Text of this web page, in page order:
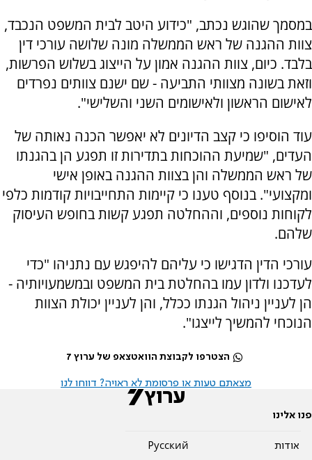
במסמך שהוגש נכתב, "כידוע היטב לבית המשפט הנכבד,
צוות ההגנה של ראש הממשלה מונה שלושה עורכי דין
בלבד. כיום, צוות ההגנה אמון על הייצוג בשלוש הפרשות,
וזאת בשונה מצוותי התביעה - שם ישנם צוותים נפרדים
לאישום הראשון ולאישומים השני והשלישי".
עוד הוסיפו כי קצב הדיונים לא יאפשר הכנה נאותה של
העדים, "שמיעת ההוכחות בתדירות זו תפגע הן בהגנתו
של ראש הממשלה והן בצוות ההגנה באופן אישי
ומקצועי". בנוסף טענו כי קיימות התחייבויות קודמות כלפי
לקוחות נוספים, וההחלטה תפגע קשות בחופש העיסוק
שלהם.
עורכי הדין הדגישו כי עליהם להיפגש עם נתניהו "כדי
לעדכנו ולדון עמו בהחלטת בית המשפט ובמשמעויותיה -
הן לעניין ניהול הגנתו ככלל, והן לעניין יכולת הצוות
הנוכחי להמשיך לייצגו".
הצטרפו לקבוצת הוואטצאפ של ערוץ 7
מצאתם טעות או פרסומת לא ראויה? דווחו לנו
פנו אלינו
אודות
Pусский